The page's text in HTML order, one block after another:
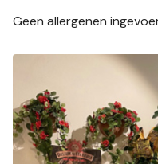
Geen allergenen